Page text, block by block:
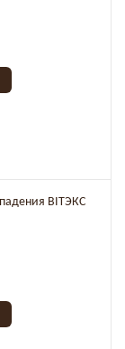
BITЭКС